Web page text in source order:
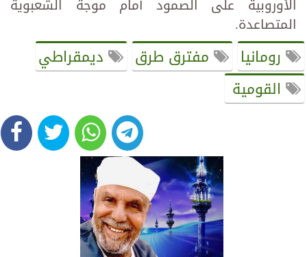
الأوروبية على الصمود أمام موجة الشعبوية
المتصاعدة.
رومانيا مفترق طرق
ديمقراطي
القومية